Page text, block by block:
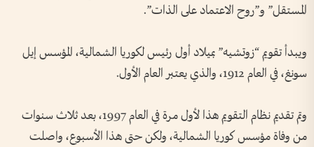
المستقل” و”روح الاعتماد على الذات”.
ويبدأ تقويم “زوتشيه” بميلاد أول رئيس لكوريا الشمالية، المؤسس إيل
سونغ، في العام 1912، والذي يعتبر العام الأول.
وتم تقديم نظام التقويم هذا لأول مرة في العام 1997، بعد ثلاث سنوات
من وفاة مؤسس كوريا الشمالية، ولكن حتى هذا الأسبوع، واصلت